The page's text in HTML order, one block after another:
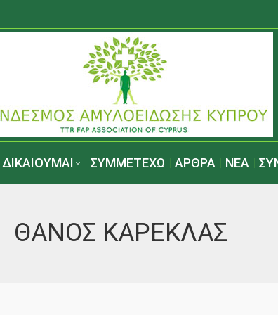
ΔΙΚΑΙΟΥΜΑΙ ΣΥΜΜΕΤΕΧΩ ΑΡΘΡΑ ΝΕΑ
ΘΑΝΟΣ ΚΑΡΕΚΛΑΣ